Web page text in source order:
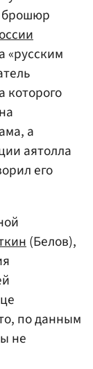
брошюр
«русским
которого
а
аятолла
его
(Белов),
по данным
не